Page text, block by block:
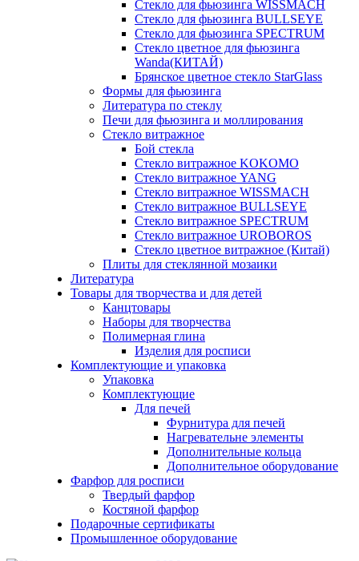
Стекло для фьюзинга WISSMACH
Стекло для фьюзинга BULLSEYE
Стекло для фьюзинга SPECTRUM
Стекло цветное для фьюзинга
Wanda(КИТАЙ)
Брянское цветное стекло StarGlass
Формы для фьюзинга
Литература по стеклу
Печи для фьюзинга и моллирования
Стекло витражное
Бой стекла
Стекло витражное KOKOMO
Стекло витражное YANG
Стекло витражное WISSMACH
Стекло витражное BULLSEYE
Стекло витражное SPECTRUM
Стекло витражное UROBOROS
Стекло цветное витражное (Китай)
Плиты для стеклянной мозаики
Литература
Товары для творчества и для детей
Канцтовары
Наборы для творчества
Полимерная глина
Изделия для росписи
Комплектующие и упаковка
Упаковка
Комплектующие
Для печей
Фурнитура для печей
Нагревательне элементы
Дополнительные кольца
Дополнительное оборудование
Фарфор для росписи
Твердый фарфор
Костяной фарфор
Подарочные сертификаты
Промышленное оборудование